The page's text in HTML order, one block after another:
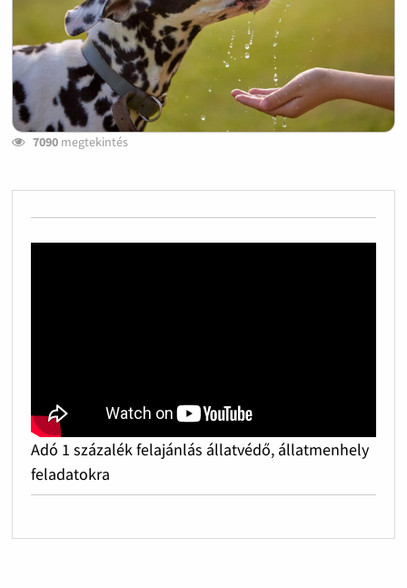
7090megtekintés
Adó 1 százalék felajánlás állatvédő, állatmenhely
feladatokra